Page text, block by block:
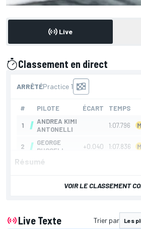
Live
Classement en direct
Résumé
VOIR LE CLASSEMENT
Live Texte Trier par